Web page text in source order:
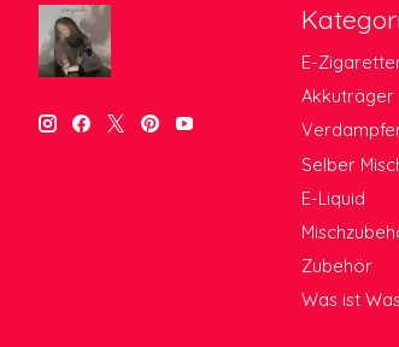
E-
Akkuträger
Selber
E-Liquid
Zubehör
Was ist